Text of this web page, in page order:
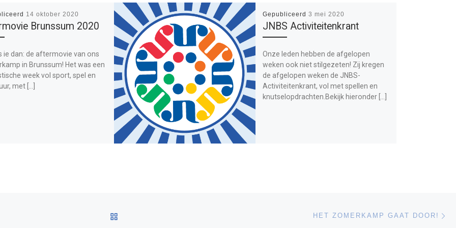
14 oktober 2020
Brunssum 2020
ie dan: de aftermovie van ons
in Brunssum! Het was een
week vol sport, spel en
met […]
Gepubliceerd 3 mei 2020
JNBS Activiteitenkrant
Onze leden hebben de afgelopen
weken ook niet stilgezeten! Zij kregen
de afgelopen weken de JNBS-
Activiteitenkrant, vol met spellen en
knutselopdrachten.Bekijk hieronder […]
HET ZOMERKAMP GAAT DOOR!